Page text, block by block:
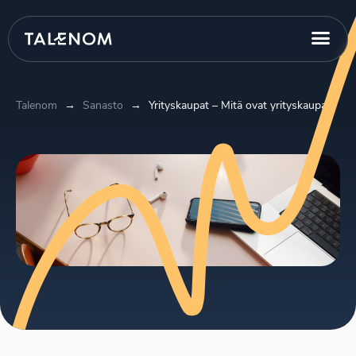
Talenom → Sanasto → Yrityskaupat – Mitä ovat yrityskaupat?